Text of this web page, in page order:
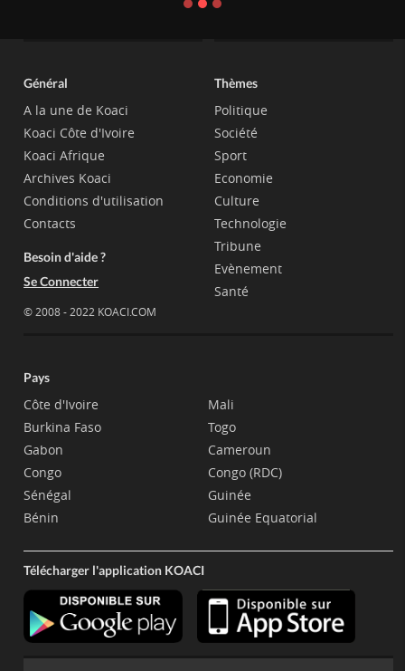
Général
A la une de Koaci
Koaci Côte d'Ivoire
Koaci Afrique
Archives Koaci
Conditions d'utilisation
Contacts
Besoin d'aide ?
Se Connecter
© 2008 - 2022 KOACI.COM
Thèmes
Politique
Société
Sport
Economie
Culture
Technologie
Tribune
Evènement
Santé
Pays
Côte d'Ivoire
Burkina Faso
Gabon
Congo
Sénégal
Bénin
Mali
Togo
Cameroun
Congo (RDC)
Guinée
Guinée Equatorial
Télécharger l'application KOACI